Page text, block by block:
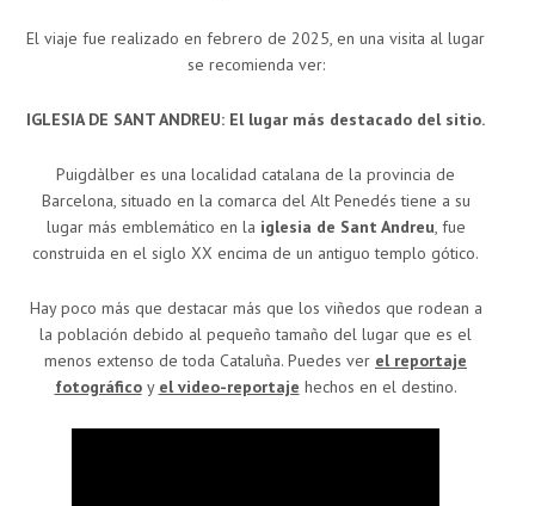
El viaje fue realizado en febrero de 2025, en una visita al lugar
se recomienda ver:
IGLESIA DE SANT ANDREU: El lugar más destacado del sitio.
Puigdàlber es una localidad catalana de la provincia de
Barcelona, situado en la comarca del Alt Penedés tiene a su
lugar más emblemático en la iglesia de Sant Andreu, fue
construida en el siglo XX encima de un antiguo templo gótico.
Hay poco más que destacar más que los viñedos que rodean a
la población debido al pequeño tamaño del lugar que es el
menos extenso de toda Cataluña. Puedes ver el reportaje
fotográficoy el video-reportaje hechos en el destino.